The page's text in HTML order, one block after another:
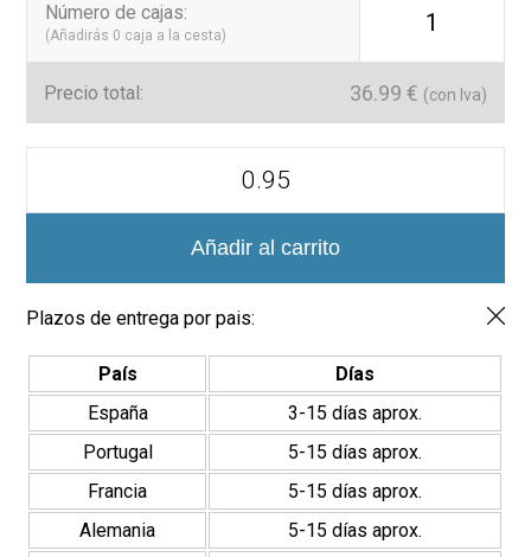
Número de cajas:
(Añadirás 0 caja a la cesta) 1
Precio total: 36.99 € (con Iva)
Añadir al carrito
Plazos de entrega por pais:
País
Días
España
3-15 días aprox.
Portugal
5-15 días aprox.
Francia
5-15 días aprox.
Alemania
5-15 días aprox.